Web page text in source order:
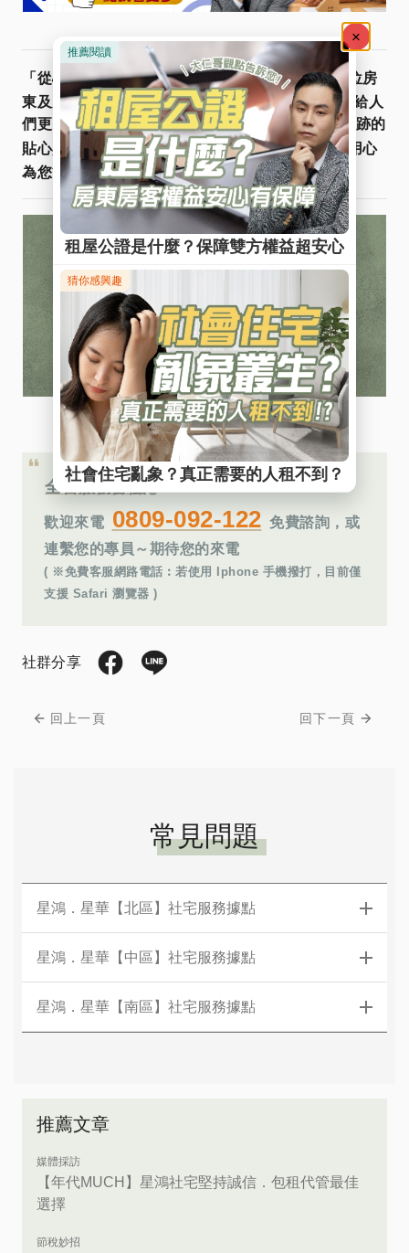
「從心出發．用心服務」星鴻租管真誠傾聽每一位房
東及房客的聲音，因為我們深信好的住宅環境能帶給人
們更多的幸福感，服務不是SOP，而是對您不著痕跡的
貼心與用心。 快加入Line@諮詢更多資訊，星鴻用心
為您管好宅，找好宅！
全台服務據點 👆
歡迎來電 0809-092-122 免費諮詢，或
連繫您的專員～期待您的來電
( ※免費客服網路電話︰若使用 Iphone 手機撥打，目前僅
支援 Safari 瀏覽器 )
社群分享
回上一頁 回下一頁
常見問題
星鴻．星華【北區】社宅服務據點
星鴻．星華【中區】社宅服務據點
星鴻．星華【南區】社宅服務據點
推薦文章
媒體採訪
【年代MUCH】星鴻社宅堅持誠信．包租代管最佳
選擇
節稅妙招